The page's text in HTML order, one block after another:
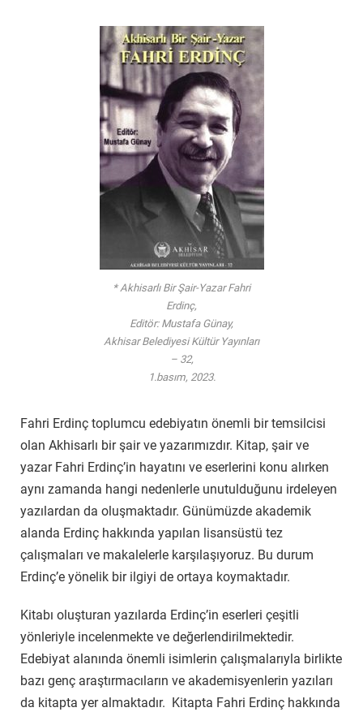
* Akhisarlı Bir Şair-Yazar Fahri
Erdinç,
Editör: Mustafa Günay,
Akhisar Belediyesi Kültür Yayınları
– 32,
1.basım, 2023.
Fahri Erdinç toplumcu edebiyatın önemli bir temsilcisi
olan Akhisarlı bir şair ve yazarımızdır. Kitap, şair ve
yazar Fahri Erdinç’in hayatını ve eserlerini konu alırken
aynı zamanda hangi nedenlerle unutulduğunu irdeleyen
yazılardan da oluşmaktadır. Günümüzde akademik
alanda Erdinç hakkında yapılan lisansüstü tez
çalışmaları ve makalelerle karşılaşıyoruz. Bu durum
Erdinç’e yönelik bir ilgiyi de ortaya koymaktadır.
Kitabı oluşturan yazılarda Erdinç’in eserleri çeşitli
yönleriyle incelenmekte ve değerlendirilmektedir.
Edebiyat alanında önemli isimlerin çalışmalarıyla birlikte
bazı genç araştırmacıların ve akademisyenlerin yazıları
da kitapta yer almaktadır. Kitapta Fahri Erdinç hakkında